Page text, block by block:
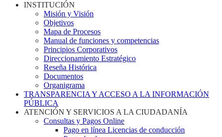
INSTITUCIÓN
Misión y Visión
Objetivos
Mapa de Procesos
Manual de funciones y competencias
Principios Corporativos
Direccionamiento Estratégico
Reseña Histórica
Documentos
Organigrama
TRANSPARENCIA Y ACCESO A LA INFORMACIÓN
PÚBLICA
ATENCIÓN Y SERVICIOS A LA CIUDADANÍA
Consultas y Pagos Online
Pago en línea Licencias de conducción